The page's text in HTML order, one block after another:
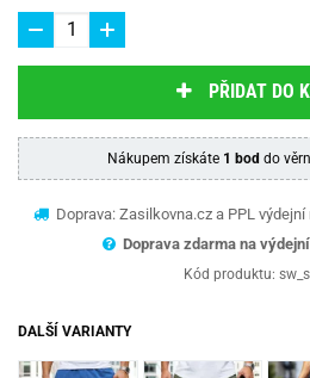
PŘIDAT DO
Nákupem získáte 1 bod do
Doprava: Zasilkovna.cz a PPL
Doprava zdarma na
Kód produktu:
DALŠÍ VARIANTY